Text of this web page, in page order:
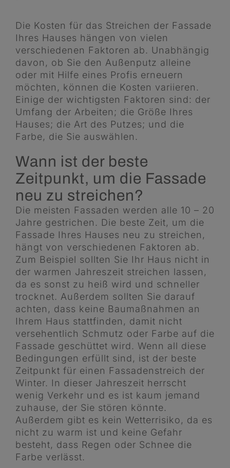
Die Kosten für das Streichen der Fassade
Ihres Hauses hängen von vielen
verschiedenen Faktoren ab. Unabhängig
davon, ob Sie den Außenputz alleine
oder mit Hilfe eines Profis erneuern
möchten, können die Kosten variieren.
Einige der wichtigsten Faktoren sind: der
Umfang der Arbeiten; die Größe Ihres
Hauses; die Art des Putzes; und die
Farbe, die Sie auswählen.
Wann ist der beste
Zeitpunkt, um die Fassade
neu zu streichen?
Die meisten Fassaden werden alle 10 – 20
Jahre gestrichen. Die beste Zeit, um die
Fassade Ihres Hauses neu zu streichen,
hängt von verschiedenen Faktoren ab.
Zum Beispiel sollten Sie Ihr Haus nicht in
der warmen Jahreszeit streichen lassen,
da es sonst zu heiß wird und schneller
trocknet. Außerdem sollten Sie darauf
achten, dass keine Baumaßnahmen an
Ihrem Haus stattfinden, damit nicht
versehentlich Schmutz oder Farbe auf die
Fassade geschüttet wird. Wenn all diese
Bedingungen erfüllt sind, ist der beste
Zeitpunkt für einen Fassadenstreich der
Winter. In dieser Jahreszeit herrscht
wenig Verkehr und es ist kaum jemand
zuhause, der Sie stören könnte.
Außerdem gibt es kein Wetterrisiko, da es
nicht zu warm ist und keine Gefahr
besteht, dass Regen oder Schnee die
Farbe verlässt.